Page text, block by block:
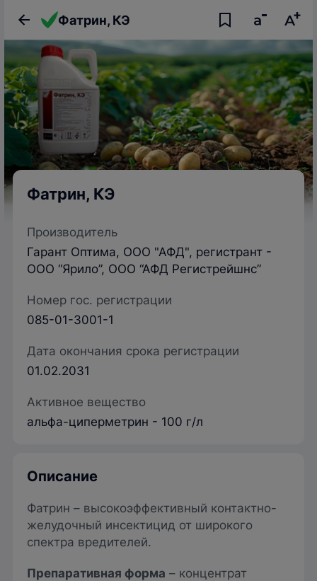
Фатрин, КЭ
Фатрин, КЭ
Производитель
Гарант Оптима, ООО "АФД", регистрант -
ООО “Ярило”, ООО “АФД Регистрейшнс”
Номер гос. регистрации
085-01-3001-1
Дата окончания срока регистрации
01.02.2031
Активное вещество
альфа-циперметрин - 100 г/л
Описание
Фатрин – высокоэффективный контактно-
желудочный инсектицид от широкого
спектра вредителей.
Препаративная форма – концентрат